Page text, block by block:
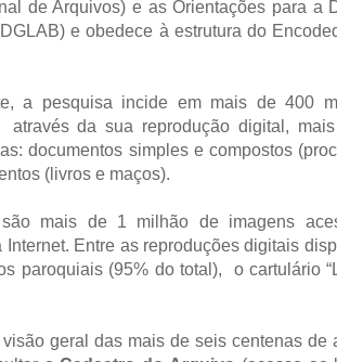
de Arquivos) e as Orientações para a
e obedece à estrutura do
a pesquisa incide em mais de 400
através da sua reprodução digital,
documentos simples e compostos
(livros e maços).
mais de 1 milhão de imagens
Internet. Entre as reproduções digitais
paroquiais (95% do total), o cartulário
visão geral das mais de seis centenas de